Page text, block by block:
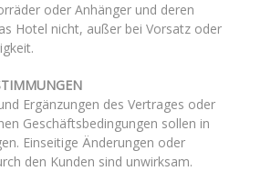
oder Anhänger und deren
Hotel nicht, außer bei Vorsatz oder
Ergänzungen des Vertrages oder
Geschäftsbedingungen sollen in
Einseitige Änderungen oder
den Kunden sind unwirksam.